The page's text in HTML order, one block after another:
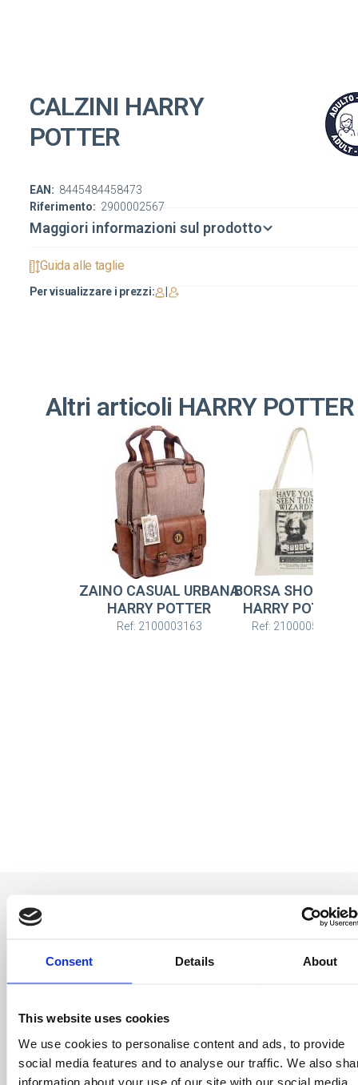
Consent Details About
This website uses cookies
We use cookies to personalise content and ads, to provide
social media features and to analyse our traffic. We also
information about your use of our site with our social media,
CALZINI HARRY
POTTER
Riferimento: 2900002567
EAN: 8445484458473
Maggiori informazioni sul prodotto
Guida alle taglie
Per visualizzare i prezzi:
Altri articoli HARRY POTTER
ZAINO CASUAL URBANA
HARRY POTTER
Ref: 2100003163
BORSA SHOPPING
HARRY POTTER
Ref: 2100005625
Sii il primo a
saperlo
Offerte speciali, eventi e notizie dal mondo del
licensing, tutto con un semplice clic.